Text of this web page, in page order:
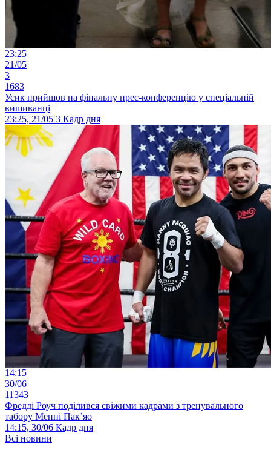
23:25
21/05
3
1683
Усик прийшов на фінальну прес-конференцію у спеціальній
вишиванці
23:25, 21/05 3 Кадр дня
14:15
30/06
11343
Фредді Роуч поділився свіжими кадрами з тренувального
табору Менні Пак’яо
14:15, 30/06 Кадр дня
Всі новини